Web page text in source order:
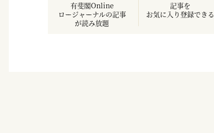
有斐閣Online
ロージャーナルの記事
が読み放題
記事を
お気に入り登録できる